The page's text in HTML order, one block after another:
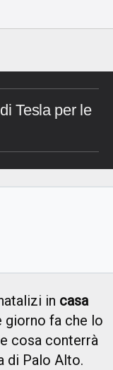
Tesla per le
in casa
giorno fa che lo
cosa conterrà
di Palo Alto.